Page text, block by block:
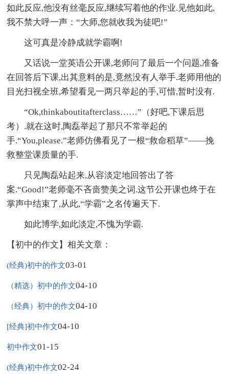
如此反应,他没有丝毫反应,继续写着他的作业.见他如此,
我不禁大呼一声：“大师,您就收我为徒吧!”
这可真是冷静成就学霸啊!
又话说一堂英语公开课,老师问了最后一个问题,准备
在回答后下课,出其意料的是,竟然没有人举手.老师用他的
目光扫视全班,希望看见一两只举起的手,可惜,暂时没有.
“Ok,thinkaboutitafterclass……”（好吧,下课后思
考）.就在这时,陶磊举起了那只不常举起的
手.“You,please.”老师仿佛看见了一根“救命稻草”——挽
救整堂课质量的手.
只见陶磊站起来,从容淡定地回答出了答
案.“Good!”老师毫不吝啬赞美之词.这节公开课也终于在
掌声中结束了,从此,“学霸”之名传遍天下.
如此博学,如此淡定,不愧为学霸.
【初中的作文】相关文章：
(经典)初中的作文03-01
（精选）初中的作文04-10
（经典）初中的作文04-10
[经典]初中作文04-10
初中作文01-15
(经典)初中作文02-24